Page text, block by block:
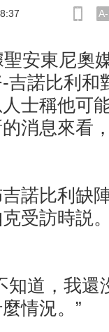
A-
東尼奧
吉諾比利和
士稱他可
消息來看
比利缺
受訪時説
道，我還
情況。”